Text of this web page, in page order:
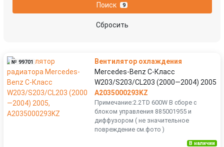
Volvo
Поиск 9
Сбросить
№ 99701
Вентилятор охлаждения
Mercedes-Benz C-Класс
W203/S203/CL203 (2000—2004) 2005
A2035000293KZ
Примечание:2.2TD 600W В сборе с
блоком управления 885001955 и
диффузором ( не значительное
повреждение см.фото )
В наличии